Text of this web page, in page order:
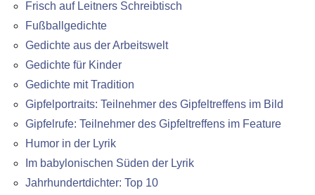
Frisch auf Leitners Schreibtisch
Fußballgedichte
Gedichte aus der Arbeitswelt
Gedichte für Kinder
Gedichte mit Tradition
Gipfelportraits: Teilnehmer des Gipfeltreffens im Bild
Gipfelrufe: Teilnehmer des Gipfeltreffens im Feature
Humor in der Lyrik
Im babylonischen Süden der Lyrik
Jahrhundertdichter: Top 10